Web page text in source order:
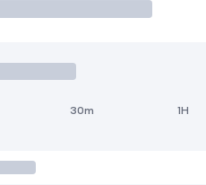
30m 1H